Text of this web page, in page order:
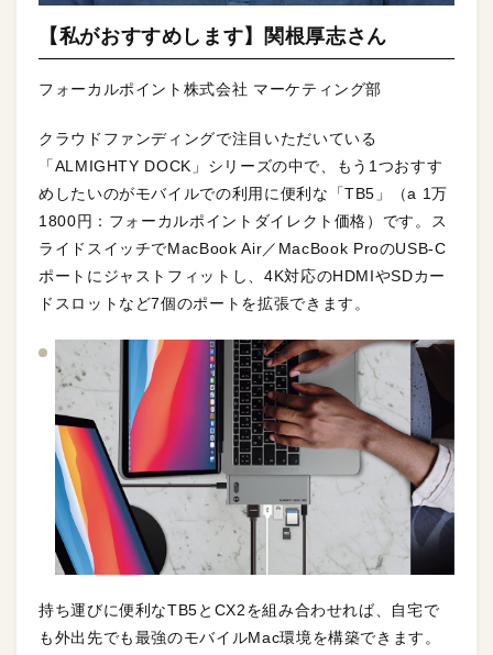
【私がおすすめします】関根厚志さん
フォーカルポイント株式会社 マーケティング部
クラウドファンディングで注目いただいている
「ALMIGHTY DOCK」シリーズの中で、もう1つおすす
めしたいのがモバイルでの利用に便利な「TB5」（a 1万
1800円：フォーカルポイントダイレクト価格）です。ス
ライドスイッチでMacBook Air／MacBook ProのUSB-C
ポートにジャストフィットし、4K対応のHDMIやSDカー
ドスロットなど7個のポートを拡張できます。
持ち運びに便利なTB5とCX2を組み合わせれば、自宅で
も外出先でも最強のモバイルMac環境を構築できます。